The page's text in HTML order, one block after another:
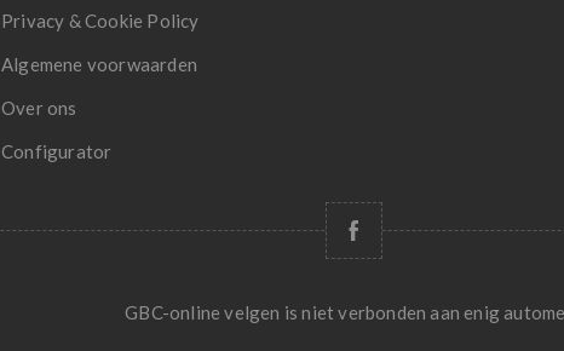
Privacy & Cookie Policy
Algemene voorwaarden
Over ons
Configurator
GBC-online velgen is niet verbonden aan enig